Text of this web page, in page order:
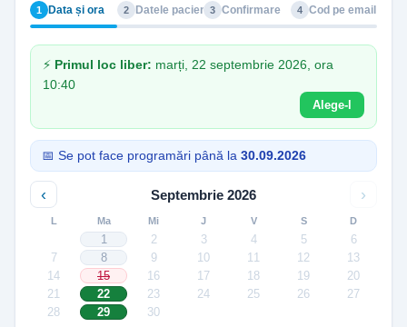
1 Data și ora 2 Datele pacientului
3 Confirmare 4 Cod pe email
⚡ Primul loc liber: marți, 22 septembrie 2026, ora
10:40
Alege-l
📅 Se pot face programări până la 30.09.2026
‹ Septembrie 2026 ›
L Ma Mi J V S D
1 2 3 4 5
6
7
8 9 10 11 12
13
14
15 16 17 18 19
20
21
22 23 24 25 26
27
28
29 30